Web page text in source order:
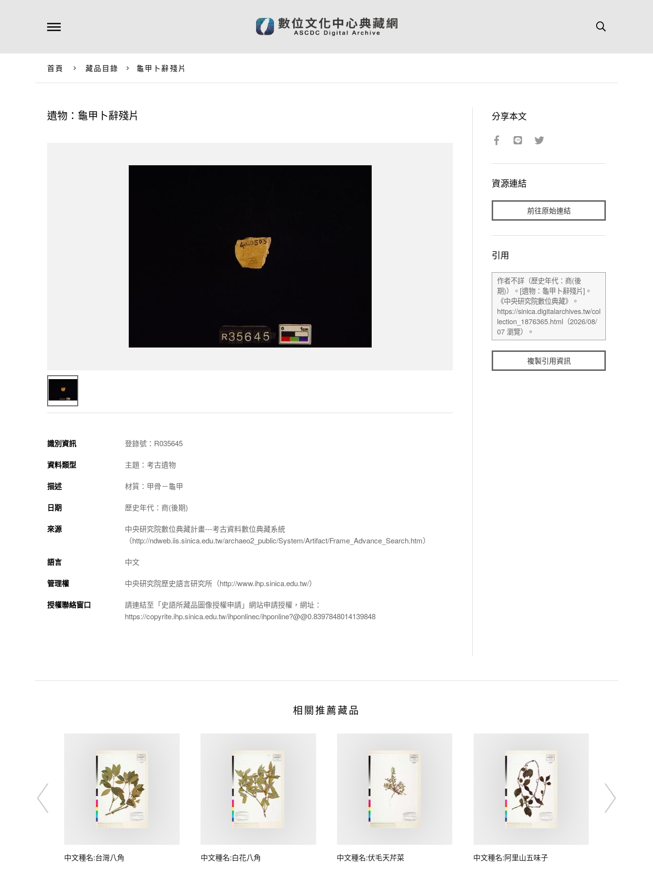
首頁 藏品目錄 龜甲卜辭殘片
遺物：龜甲卜辭殘片
識別資訊 登錄號：R035645
資料類型 主題：考古遺物
描述 材質：甲骨－龜甲
日期 歷史年代：商(後期)
來源
中央研究院數位典藏計畫---考古資料數位典藏系統
（http://ndweb.iis.sinica.edu.tw/archaeo2_public/System/Artifact/Frame_Advance_Search.htm）
語言 中文
管理權 中央研究院歷史語言研究所（http://www.ihp.sinica.edu.tw/）
授權聯絡窗口
請連結至「史語所藏品圖像授權申請」網站申請授權，網址：
https://copyrite.ihp.sinica.edu.tw/ihponlinec/ihponline?@@0.8397848014139848
分享本文
資源連結
前往原始連結
引用
複製引用資訊
相關推薦藏品
中文種名:台灣八角 中文種名:白花八角 中文種名:伏毛天芹菜 中文種名:阿里山五味子